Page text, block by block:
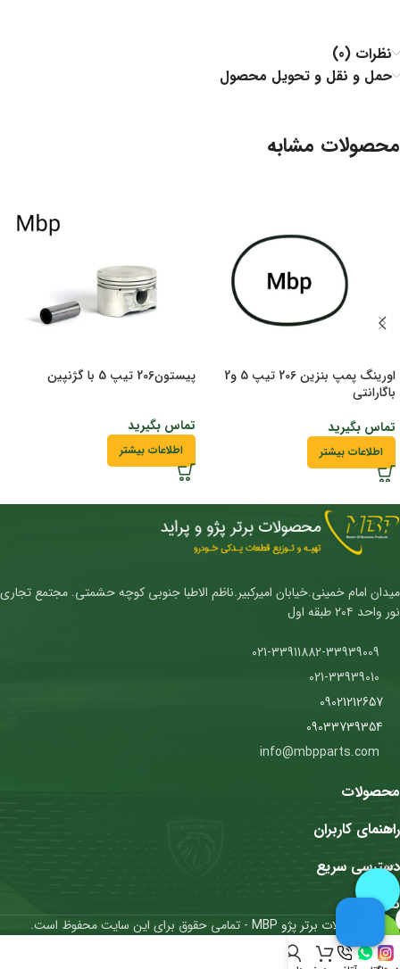
نظرات (0)
حمل و نقل و تحویل محصول
محصولات مشابه
اورینگ پمپ بنزین 206 تیپ 5 و2
باگارانتی
تماس بگیرید
اطلاعات بیشتر
پیستون206 تیپ 5 با گژنپین
تماس بگیرید
اطلاعات بیشتر
میدان امام خمینی.خیابان امیرکبیر.ناظم الاطبا جنوبی کوچه حشمتی. مجتمع تجاری
نور واحد ۲۰۴ طبقه اول
09021212657
09033739354
محصولات
راهنمای کاربران
دسترسی سریع
نمادها
محصولات برتر پژو MBP - تمامی حقوق برای این سایت محفوظ است.